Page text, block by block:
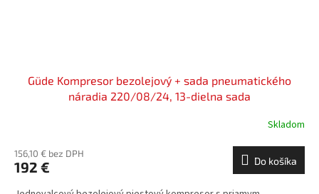
Güde Kompresor bezolejový + sada pneumatického
náradia 220/08/24, 13-dielna sada
Skladom
156,10 € bez DPH
192 € Do košíka